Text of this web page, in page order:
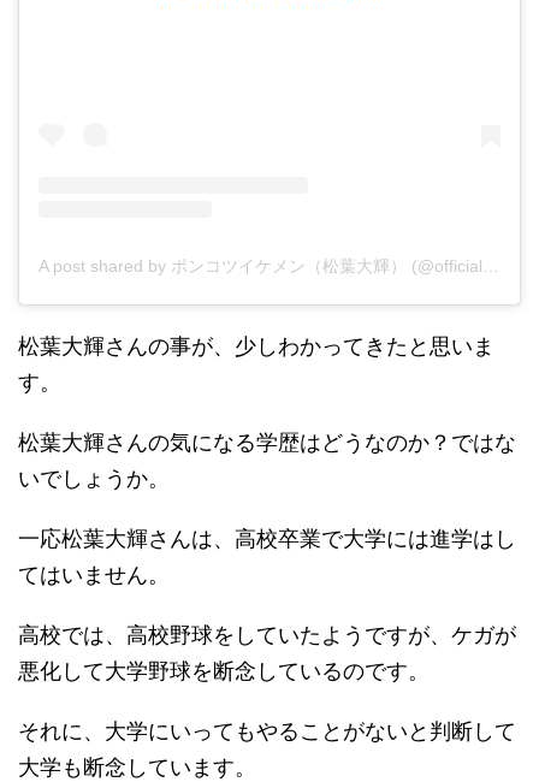
A post shared by ポンコツイケメン（松葉大輝） (@official_daiking)
松葉大輝さんの事が、少しわかってきたと思いま
す。
松葉大輝さんの気になる学歴はどうなのか？ではな
いでしょうか。
一応松葉大輝さんは、高校卒業で大学には進学はし
てはいません。
高校では、高校野球をしていたようですが、ケガが
悪化して大学野球を断念しているのです。
それに、大学にいってもやることがないと判断して
大学も断念しています。